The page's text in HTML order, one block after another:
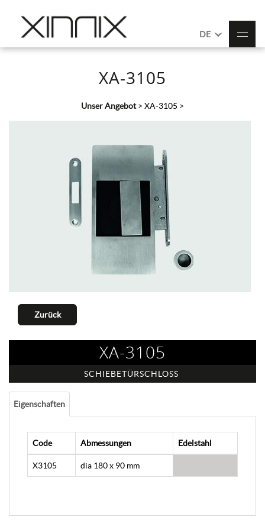
DE
XA-3105
Unser Angebot> XA-3105 >
Zurück
XA-3105
SCHIEBETÜRSCHLOSS
Eigenschaften
Code Abmessungen Edelstahl
X3105 dia 180 x 90 mm